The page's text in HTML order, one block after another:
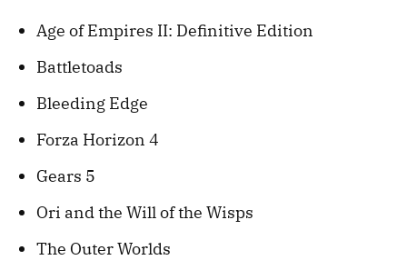
Age of Empires II: Definitive Edition
Battletoads
Bleeding Edge
Forza Horizon 4
Gears 5
Ori and the Will of the Wisps
The Outer Worlds